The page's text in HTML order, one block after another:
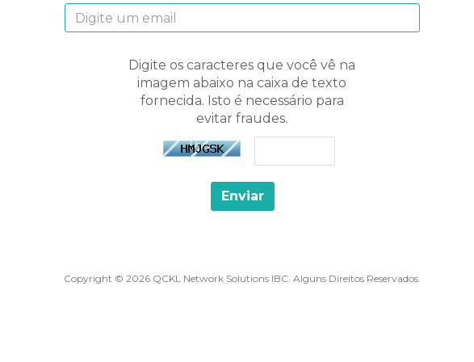
Digite os caracteres que você vê na
imagem abaixo na caixa de texto
fornecida. Isto é necessário para
evitar fraudes.
Enviar
Copyright © 2026 QCKL Network Solutions IBC. Alguns Direitos Reservados.